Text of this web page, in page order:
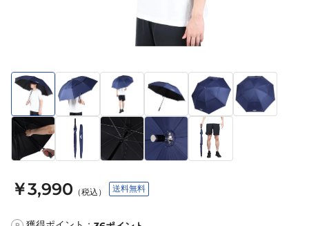
￥3,990 （税込） 送料無料